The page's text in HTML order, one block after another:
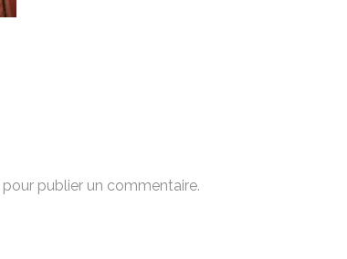
pour publier un commentaire.